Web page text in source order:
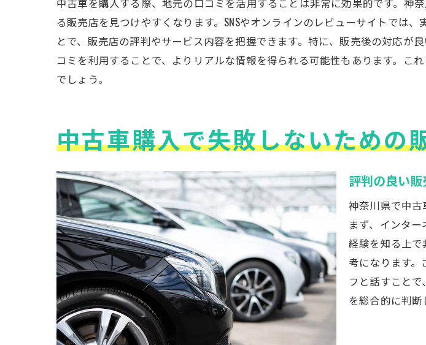
神奈川県で中古車を選ぶ際
地元で人気の中古車モ
季節による中古車市場
長期的に見た中古車選
る販売店を見つけやすくなります。SNSやオンラインのレビューサイトでは
とで、販売店の評判やサービス内容を把握できます。特に、販売後の対応が
コミを利用することで、よりリアルな情報を得られる可能性もあります。こ
でしょう。
中古車購入で失敗しないための
評判の良い
神奈川県で中古
まず、インタ
経験を知る上
考になります
フと話すこと
を総合的に判断